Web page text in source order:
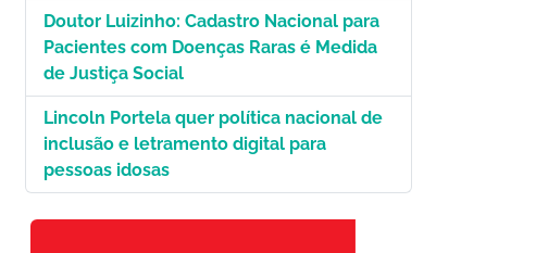
Doutor Luizinho: Cadastro Nacional para
Pacientes com Doenças Raras é Medida
de Justiça Social
Lincoln Portela quer política nacional de
inclusão e letramento digital para
pessoas idosas